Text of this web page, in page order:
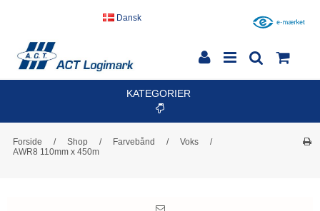
Dansk
KATEGORIER
Forside / Shop / Farvebånd / Voks
/
AWR8 110mm x 450m